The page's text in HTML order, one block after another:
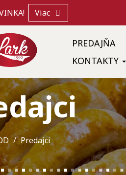
Viac
PREDAJŇA
KONTAKTY
Predajci